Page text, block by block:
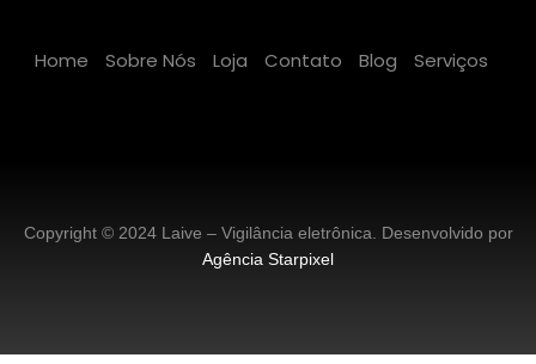
Home Sobre Nós Loja Contato Blog Serviços
Copyright © 2024 Laive – Vigilância eletrônica. Desenvolvido por
Agência Starpixel